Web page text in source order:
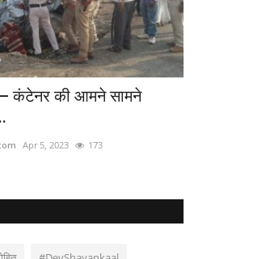
कंटेनर की आमने सामने
Apr 5, 2023 173